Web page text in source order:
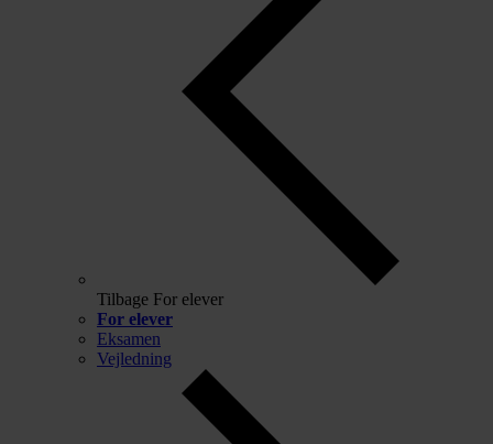
Tilbage For elever
For elever
Eksamen
Vejledning